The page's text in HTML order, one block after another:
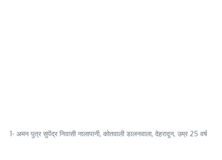
1- अमन पुत्र सुपेंद्र निवासी नालापानी, कोतवाली डालनवाला, देहरादून, उम्र 25 वर्ष